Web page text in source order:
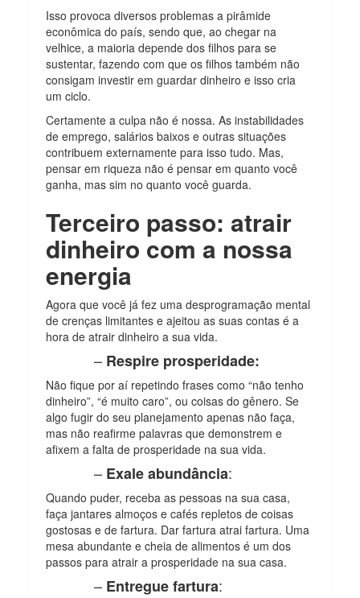
Isso provoca diversos problemas a pirâmide
econômica do país, sendo que, ao chegar na
velhice, a maioria depende dos filhos para se
sustentar, fazendo com que os filhos também não
consigam investir em guardar dinheiro e isso cria
um ciclo.
Certamente a culpa não é nossa. As instabilidades
de emprego, salários baixos e outras situações
contribuem externamente para isso tudo. Mas,
pensar em riqueza não é pensar em quanto você
ganha, mas sim no quanto você guarda.
Terceiro passo: atrair
dinheiro com a nossa
energia
Agora que você já fez uma desprogramação mental
de crenças limitantes e ajeitou as suas contas é a
hora de atrair dinheiro a sua vida.
– Respire prosperidade:
Não fique por aí repetindo frases como “não tenho
dinheiro”, “é muito caro”, ou coisas do gênero. Se
algo fugir do seu planejamento apenas não faça,
mas não reafirme palavras que demonstrem e
afixem a falta de prosperidade na sua vida.
– Exale abundância:
Quando puder, receba as pessoas na sua casa,
faça jantares almoços e cafés repletos de coisas
gostosas e de fartura. Dar fartura atrai fartura. Uma
mesa abundante e cheia de alimentos é um dos
passos para atrair a prosperidade na sua casa.
– Entregue fartura: